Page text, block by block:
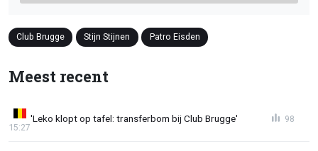
Club Brugge Stijn Stijnen Patro Eisden
Meest recent
'Leko klopt op tafel: transferbom bij Club Brugge'
15:27
98